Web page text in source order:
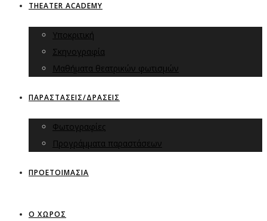
THEATER ACADEMY
Υποκριτική
Σκηνογραφία
Μαθήματα θεατρικών φωτισμών
ΠΑΡΑΣΤΑΣΕΙΣ/ΔΡΑΣΕΙΣ
Φωτογραφίες
Προγράμματα παραστάσεων
ΠΡΟΕΤΟΙΜΑΣΙΑ
Ο ΧΩΡΟΣ